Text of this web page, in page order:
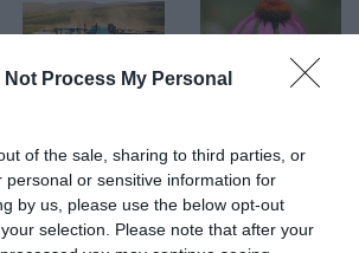
Not Process My Personal
of the sale, sharing to third parties, or
personal or sensitive information for
by us, please use the below opt-out
selection. Please note that after your
Kapás
kultúrák
lombtrágyázása
A növény,
aminek a
száraz kórója
is kincset ér